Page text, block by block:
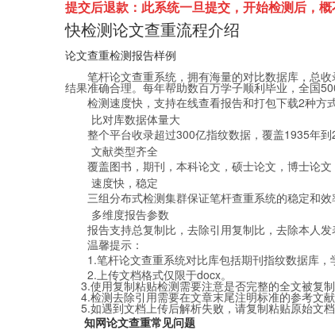
提交后退款：此系统一旦提交，开始检测后，
快检测论文查重流程介绍
论文查重检测报告样例
笔杆论文查重系统，拥有海量的对比数据库，总
结果准确合理。每年帮助数百万学子顺利毕业，全国
检测速度快，支持在线查看报告和打包下载2种方
比对库数据体量大
整个平台收录超过300亿指纹数据，覆盖1935年
文献类型齐全
覆盖图书，期刊，本科论文，硕士论文，博士论
速度快，稳定
三组分布式检测集群保证笔杆查重系统的稳定和
多维度报告参数
报告支持总复制比，去除引用复制比，去除本人发
温馨提示：
1.笔杆论文查重系统对比库包括期刊指纹数据库
2.上传文档格式仅限于docx。
3.使用复制粘贴检测需要注意是否完整的全文被复制
4.检测去除引用需要在文章末尾注明标准的参考文献
5.如遇到文档上传后解析失败，请复制粘贴原始文档
知网论文查重常见问题